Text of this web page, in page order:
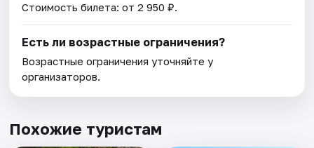
Стоимость билета: от 2 950 ₽.
Есть ли возрастные ограничения?
Возрастные ограничения уточняйте у
организаторов.
Похожие туристам